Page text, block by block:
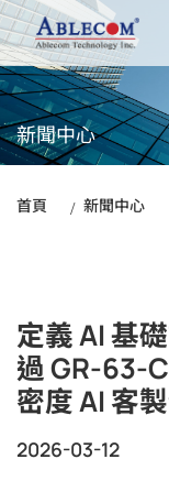
新聞中心
首頁 新聞中心
定義 AI 基
過 GR-63-
密度 AI 客
2026-03-12